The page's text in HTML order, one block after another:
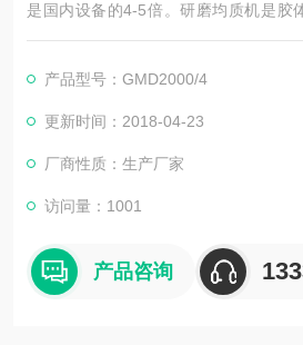
是国内设备的4-5倍。研磨均质机是胶
备，磨头结构、分散盘的结构。采用博
通过皮带提速，可根据调节转速，满足
的转速，合理的剪切力不易导致产品变性
产品型号：GMD2000/4
更新时间：2018-04-23
厂商性质：生产厂家
访问量：1001
产品咨询